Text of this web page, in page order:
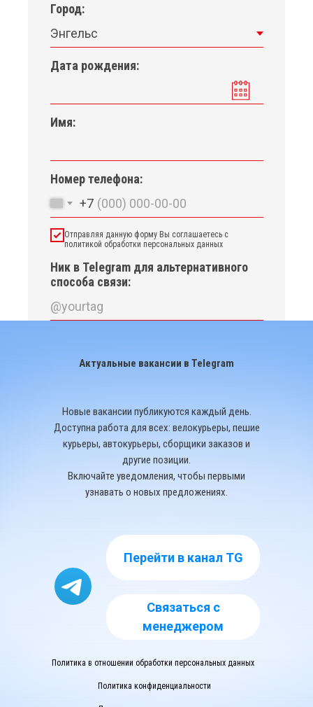
Город:
Дата рождения:
Имя:
Номер телефона:
+7
Отправляя данную форму Вы соглашаетесь с
политикой обработки персональных данных
Ник в Telegram для альтернативного
способа связи:
Актуальные вакансии в Telegram
Новые вакансии публикуются каждый день.
Доступна работа для всех: велокурьеры, пешие
курьеры, автокурьеры, сборщики заказов и
другие позиции.
Включайте уведомления, чтобы первыми
узнавать о новых предложениях.
Перейти в канал TG
Связаться с
менеджером
Политика в отношении обработки персональных данных
Политика конфиденциальности